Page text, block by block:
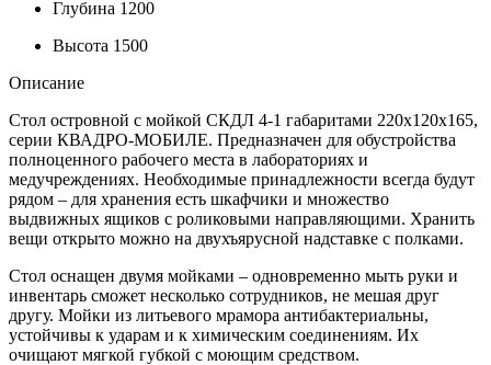
Глубина 1200
Высота 1500
Описание
Стол островной с мойкой СКДЛ 4-1 габаритами 220х120х165,
серии КВАДРО-МОБИЛЕ. Предназначен для обустройства
полноценного рабочего места в лабораториях и
медучреждениях. Необходимые принадлежности всегда будут
рядом – для хранения есть шкафчики и множество
выдвижных ящиков с роликовыми направляющими. Хранить
вещи открыто можно на двухъярусной надставке с полками.
Стол оснащен двумя мойками – одновременно мыть руки и
инвентарь сможет несколько сотрудников, не мешая друг
другу. Мойки из литьевого мрамора антибактериальны,
устойчивы к ударам и к химическим соединениям. Их
очищают мягкой губкой с моющим средством.